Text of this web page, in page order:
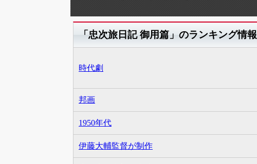
「忠次旅日記 御用篇」のランキング情報
時代劇
邦画
1950年代
伊藤大輔監督が制作